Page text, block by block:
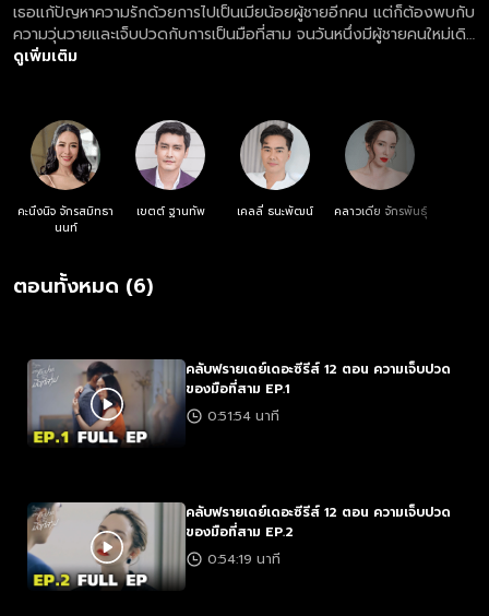
เธอแก้ปัญหาความรักด้วยการไปเป็นเมียน้อยผู้ชายอีกคน แต่ก็ต้องพบกับ
ความวุ่นวายและเจ็บปวดกับการเป็นมือที่สาม จนวันหนึ่งมีผู้ชายคนใหม่เดิน
เข้ามาจึงเป็นโอกาสให้เธอได้เริ่มต้นชีวิตใหม่อีกครั้ง
ดูเพิ่มเติม
คะนึงนิจ จักรสมิทธา
นนท์
เขตต์ ฐานทัพ เคลลี่ ธนะพัฒน์ คลาวเดีย จักรพันธุ์
ตอนทั้งหมด (6)
คลับฟรายเดย์เดอะซีรีส์ 12 ตอน ความเจ็บปวด
ของมือที่สาม EP.1
0:51:54 นาที
คลับฟรายเดย์เดอะซีรีส์ 12 ตอน ความเจ็บปวด
ของมือที่สาม EP.2
0:54:19 นาที